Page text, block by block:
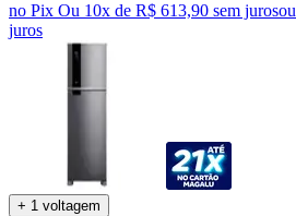
no Pix Ou 10x de R$ 613,90 sem jurosou
juros
+ 1 voltagem